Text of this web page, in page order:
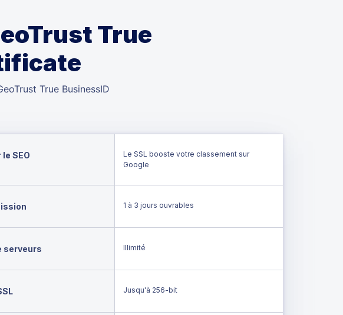
True
True BusinessID
SEO
Le SSL booste votre classement sur
Google
1 à 3 jours ouvrables
serveurs Illimité
Jusqu'à 256-bit